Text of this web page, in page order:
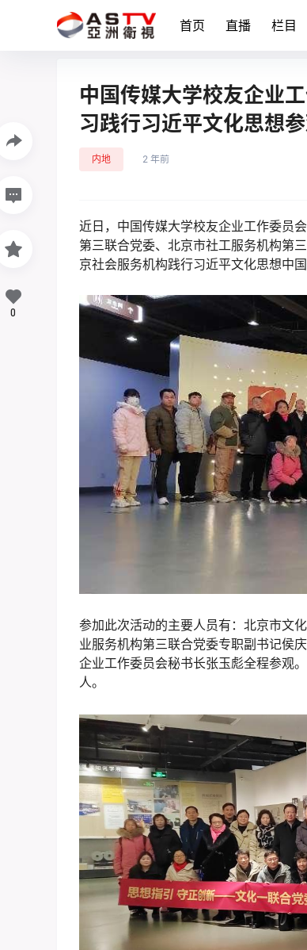
首页 直播 栏目
中国传媒大学校友企业
习践行习近平文化思想
内地 2 年前
近日，中国传媒大学校友企业工作委员
第三联合党委、北京市社工服务机构第
京社会服务机构践行习近平文化思想中
参加此次活动的主要人员有：北京市文
业服务机构第三联合党委专职副书记侯
企业工作委员会秘书长张玉彪全程参观
人。
0